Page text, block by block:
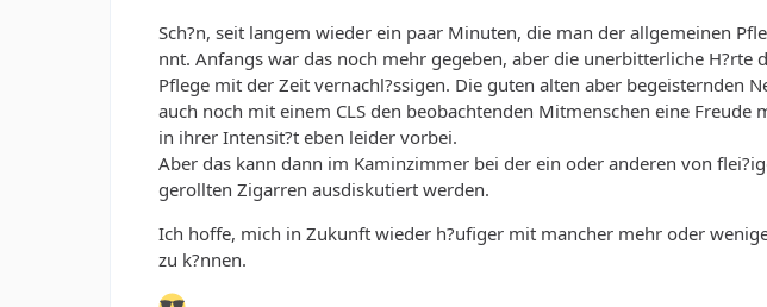
Sch?n, seit langem wieder ein paar Minuten, die man der allgemeinen
nnt. Anfangs war das noch mehr gegeben, aber die unerbitterliche H?rte
Pflege mit der Zeit vernachl?ssigen. Die guten alten aber begeisternden
auch noch mit einem CLS den beobachtenden Mitmenschen eine Freude
in ihrer Intensit?t eben leider vorbei.
Aber das kann dann im Kaminzimmer bei der ein oder anderen von
gerollten Zigarren ausdiskutiert werden.
Ich hoffe, mich in Zukunft wieder h?ufiger mit mancher mehr oder
zu k?nnen.